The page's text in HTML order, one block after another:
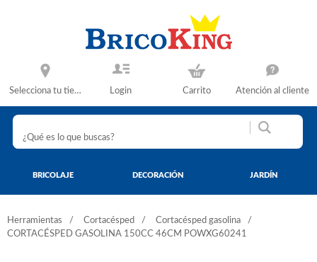
Selecciona tu tienda Login Carrito Atención al cliente
BRICOLAJE DECORACIÓN JARDÍN
Herramientas Cortacésped
Cortacésped gasolina
CORTACÉSPED GASOLINA 150CC 46CM POWXG60241